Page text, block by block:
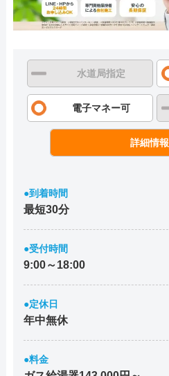
水道局指定
電子マネー可
詳細情報
●到着時間
最短30分
●受付時間
9:00～18:00
●定休日
年中無休
●料金